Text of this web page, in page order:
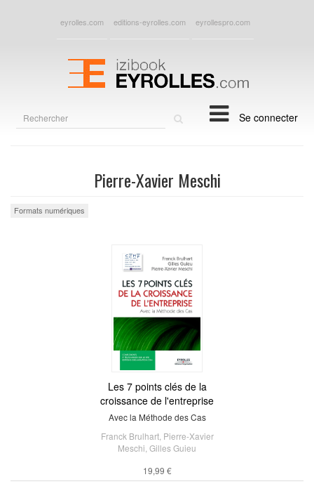
eyrolles.com editions-eyrolles.com eyrollespro.com
Se connecter
Pierre-Xavier Meschi
Formats numériques
Les 7 points clés de la
croissance de l'entreprise
Avec la Méthode des Cas
Franck Brulhart, Pierre-Xavier
Meschi Gilles Guieu
19,99 €